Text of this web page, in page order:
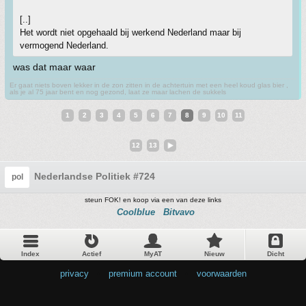
[..]
Het wordt niet opgehaald bij werkend Nederland maar bij
vermogend Nederland.
was dat maar waar
Er gaat niets boven lekker in de zon zitten in de achtertuin met een heel koud glas bier ,
als je al 75 jaar bent en nog gezond, laat ze maar lachen de sukkels
1 2 3 4 5 6 7 8 9 10 11
12 13
pol Nederlandse Politiek #724
steun FOK! en koop via een van deze links
Coolblue Bitvavo
Index Actief MyAT Nieuw Dicht
privacy premium account voorwaarden